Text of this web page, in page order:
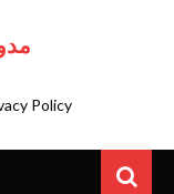
Policy